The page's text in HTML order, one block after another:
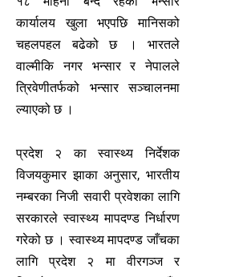
कार्यालय खुला भएपछि मानिसको
चहलपहल बढेको छ । भारतले
वाल्मीकि नगर भन्सार र नेपालले
त्रिवेणीतर्फको भन्सार सञ्चालनमा
ल्याएको छ ।
प्रदेश २ का स्वास्थ्य निर्देशक
विजयकुमार झाका अनुसार, भारतीय
नम्बरका निजी सवारी प्रवेशका लागि
सरकारले स्वास्थ्य मापदण्ड निर्धारण
गरेको छ । स्वास्थ्य मापदण्ड जाँचका
लागि प्रदेश २ मा वीरगञ्ज र